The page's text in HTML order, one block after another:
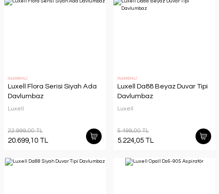
İNDİRİMLİ
Luxell Flora Serisi Siyah Ada
Davlumbaz
Luxell
22.999,00 TL
20.699,10 TL
İNDİRİMLİ
Luxell Da88 Beyaz Duvar Tipi
Davlumbaz
Luxell
5.499,00 TL
5.224,05 TL